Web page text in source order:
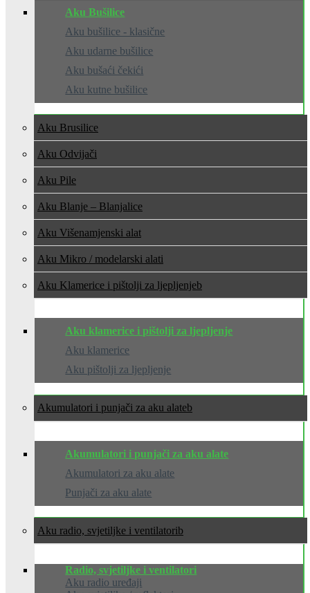
Aku Bušilice
Aku bušilice - klasične
Aku udarne bušilice
Aku bušaći čekići
Aku kutne bušilice
Aku Brusilice
Aku Odvijači
Aku Pile
Aku Blanje – Blanjalice
Aku Višenamjenski alat
Aku Mikro / modelarski alati
Aku Klamerice i pištolji za ljepljenje
Aku klamerice i pištolji za ljepljenje
Aku klamerice
Aku pištolji za ljepljenje
Akumulatori i punjači za aku alate
Akumulatori i punjači za aku alate
Akumulatori za aku alate
Punjači za aku alate
Aku radio, svjetiljke i ventilatori
Radio, svjetiljke i ventilatori
Aku radio uređaji